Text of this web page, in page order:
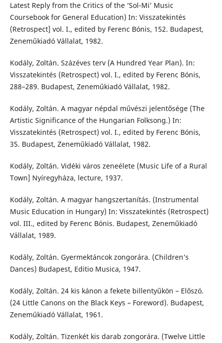
Latest Reply from the Critics of the ‘Sol-Mi’ Music
Coursebook for General Education) In: Visszatekintés
(Retrospect] vol. I., edited by Ferenc Bónis, 152. Budapest,
Zeneműkiadó Vállalat, 1982.
Kodály, Zoltán. Százéves terv (A Hundred Year Plan). In:
Visszatekintés (Retrospect) vol. I., edited by Ferenc Bónis,
288–289. Budapest, Zeneműkiadó Vállalat, 1982.
Kodály, Zoltán. A magyar népdal művészi jelentősége (The
Artistic Significance of the Hungarian Folksong.) In:
Visszatekintés (Retrospect) vol. I., edited by Ferenc Bónis,
35. Budapest, Zeneműkiadó Vállalat, 1982.
Kodály, Zoltán. Vidéki város zeneélete (Music Life of a Rural
Town] Nyíregyháza, lecture, 1937.
Kodály, Zoltán. A magyar hangszertanítás. (Instrumental
Music Education in Hungary) In: Visszatekintés (Retrospect)
vol. III., edited by Ferenc Bónis. Budapest, Zeneműkiadó
Vállalat, 1989.
Kodály, Zoltán. Gyermektáncok zongorára. (Children’s
Dances) Budapest, Editio Musica, 1947.
Kodály, Zoltán. 24 kis kánon a fekete billentyűkön – Előszó.
(24 Little Canons on the Black Keys – Foreword). Budapest,
Zeneműkiadó Vállalat, 1961.
Kodály, Zoltán. Tizenkét kis darab zongorára. (Twelve Little